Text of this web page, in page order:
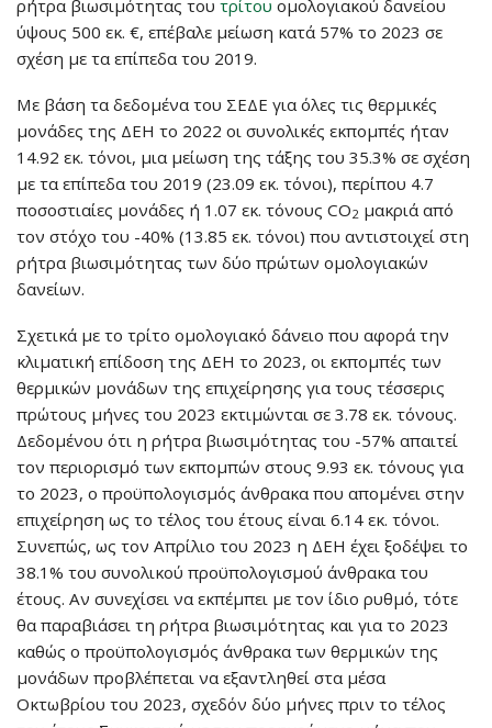
ρήτρα βιωσιμότητας του τρίτου ομολογιακού δανείου
ύψους 500 εκ. €, επέβαλε μείωση κατά 57% το 2023 σε
σχέση με τα επίπεδα του 2019.
Με βάση τα δεδομένα του ΣΕΔΕ για όλες τις θερμικές
μονάδες της ΔΕΗ το 2022 οι συνολικές εκπομπές ήταν
14.92 εκ. τόνοι, μια μείωση της τάξης του 35.3% σε σχέση
με τα επίπεδα του 2019 (23.09 εκ. τόνοι), περίπου 4.7
ποσοστιαίες μονάδες ή 1.07 εκ. τόνους CO2 μακριά από
τον στόχο του -40% (13.85 εκ. τόνοι) που αντιστοιχεί στη
ρήτρα βιωσιμότητας των δύο πρώτων ομολογιακών
δανείων.
Σχετικά με το τρίτο ομολογιακό δάνειο που αφορά την
κλιματική επίδοση της ΔΕΗ το 2023, οι εκπομπές των
θερμικών μονάδων της επιχείρησης για τους τέσσερις
πρώτους μήνες του 2023 εκτιμώνται σε 3.78 εκ. τόνους.
Δεδομένου ότι η ρήτρα βιωσιμότητας του -57% απαιτεί
τον περιορισμό των εκπομπών στους 9.93 εκ. τόνους για
το 2023, ο προϋπολογισμός άνθρακα που απομένει στην
επιχείρηση ως το τέλος του έτους είναι 6.14 εκ. τόνοι.
Συνεπώς, ως τον Απρίλιο του 2023 η ΔΕΗ έχει ξοδέψει το
38.1% του συνολικού προϋπολογισμού άνθρακα του
έτους. Αν συνεχίσει να εκπέμπει με τον ίδιο ρυθμό, τότε
θα παραβιάσει τη ρήτρα βιωσιμότητας και για το 2023
καθώς ο προϋπολογισμός άνθρακα των θερμικών της
μονάδων προβλέπεται να εξαντληθεί στα μέσα
Οκτωβρίου του 2023, σχεδόν δύο μήνες πριν το τέλος